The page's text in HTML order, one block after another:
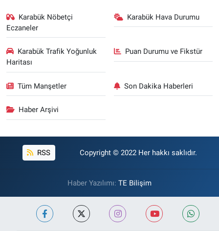
Karabük Nöbetçi
Eczaneler
Karabük Hava Durumu
Karabük Trafik Yoğunluk
Haritası
Puan Durumu ve Fikstür
Tüm Manşetler Son Dakika Haberleri
Haber Arşivi
RSS Copyright © 2022 Her hakkı saklıdır.
Haber Yazılımı: TE Bilişim